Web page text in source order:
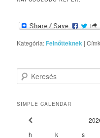
Kategória: Felnőtteknek |
Keresés
SIMPLE CALENDAR
h
k s